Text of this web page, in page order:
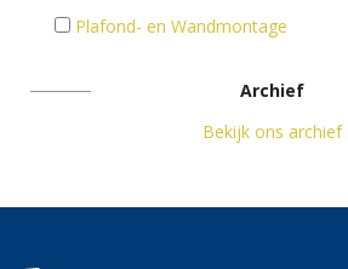
Plafond- en Wandmontage
Archief
Bekijk ons archief